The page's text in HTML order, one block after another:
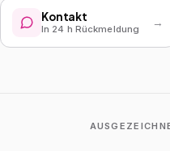
Kontakt
In 24 h Rückmeldung →